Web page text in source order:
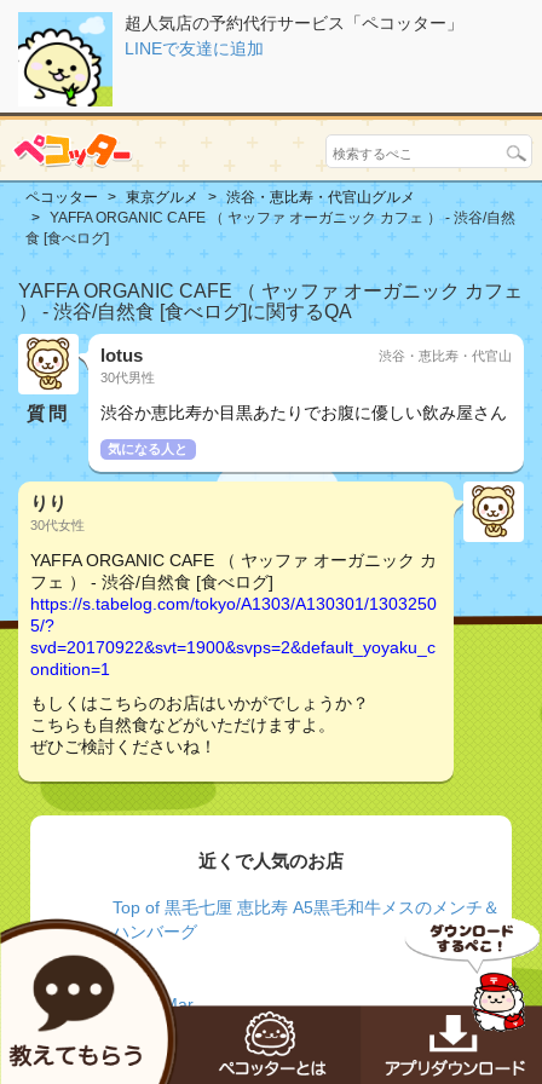
超人気店の予約代行サービス「ペコッター」
LINEで友達に追加
ペコッター 東京グルメ
渋谷・恵比寿・代官山グルメ
YAFFA ORGANIC CAFE （ ヤッファ オーガニック カフェ ） - 渋谷/自然
食 [食べログ]
YAFFA ORGANIC CAFE （ ヤッファ オーガニック カフェ
） - 渋谷/自然食 [食べログ]に関するQA
質問
lotus
30代男性
渋谷・恵比寿・代官山
渋谷か恵比寿か目黒あたりでお腹に優しい飲み屋さん
気になる人と
りり
30代女性
YAFFA ORGANIC CAFE （ ヤッファ オーガニック カ
フェ ） - 渋谷/自然食 [食べログ]
https://s.tabelog.com/tokyo/A1303/A130301/1303250
5/?
svd=20170922&svt=1900&svps=2&default_yoyaku_c
ondition=1
もしくはこちらのお店はいかがでしょうか？
こちらも自然食などがいただけますよ。
ぜひご検討くださいね！
近くで人気のお店
Top of 黒毛七厘 恵比寿 A5黒毛和牛メスのメンチ＆
ハンバーグ
代官山Mar